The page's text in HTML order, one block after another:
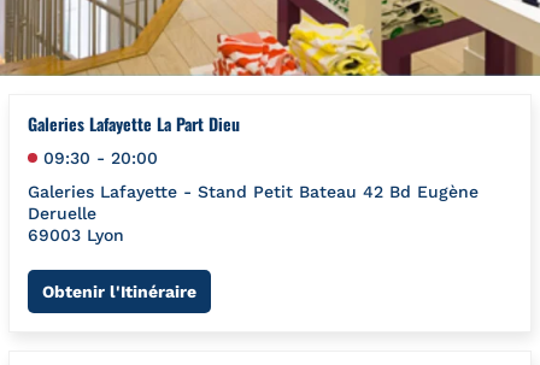
Galeries Lafayette La Part Dieu
09:30 - 20:00
Galeries Lafayette - Stand Petit Bateau 42 Bd Eugène
Deruelle
69003 Lyon
Obtenir l'ItinéraireLink Opens in New Tab